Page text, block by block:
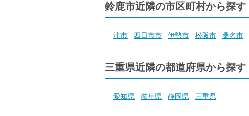
鈴鹿市近隣の市区町村から探す
津市 四日市市 伊勢市 松阪市 桑名市
三重県近隣の都道府県から探す
愛知県 岐阜県 静岡県 三重県